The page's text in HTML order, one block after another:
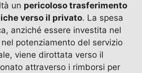
un pericoloso trasferimento
verso il privato. La spesa
anziché essere investita nel
potenziamento del servizio
viene dirottata verso il
attraverso i rimborsi per